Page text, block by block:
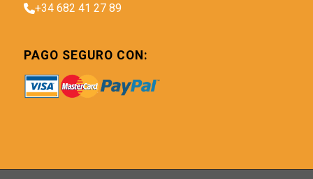
+34 682 41 27 89
PAGO SEGURO CON: